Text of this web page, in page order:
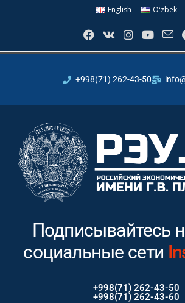
English Oʻzbek
+998(71) 262-43-50
Подписывайтесь
социальные сети
+998(71) 262-43-50
+998(71) 262-43-60